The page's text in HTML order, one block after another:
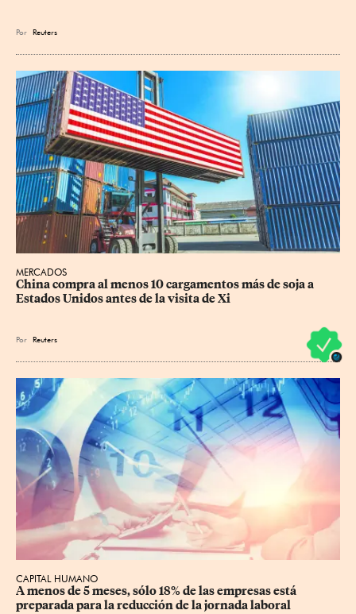
Por Reuters
MERCADOS
China compra al menos 10 cargamentos más de soja a
Estados Unidos antes de la visita de Xi
Por Reuters
CAPITAL HUMANO
A menos de 5 meses, sólo 18% de las empresas está
preparada para la reducción de la jornada laboral